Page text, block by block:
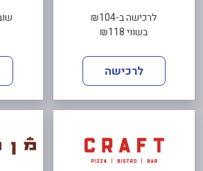
לרכישה ב-₪104
בשווי ₪118
לרכישה